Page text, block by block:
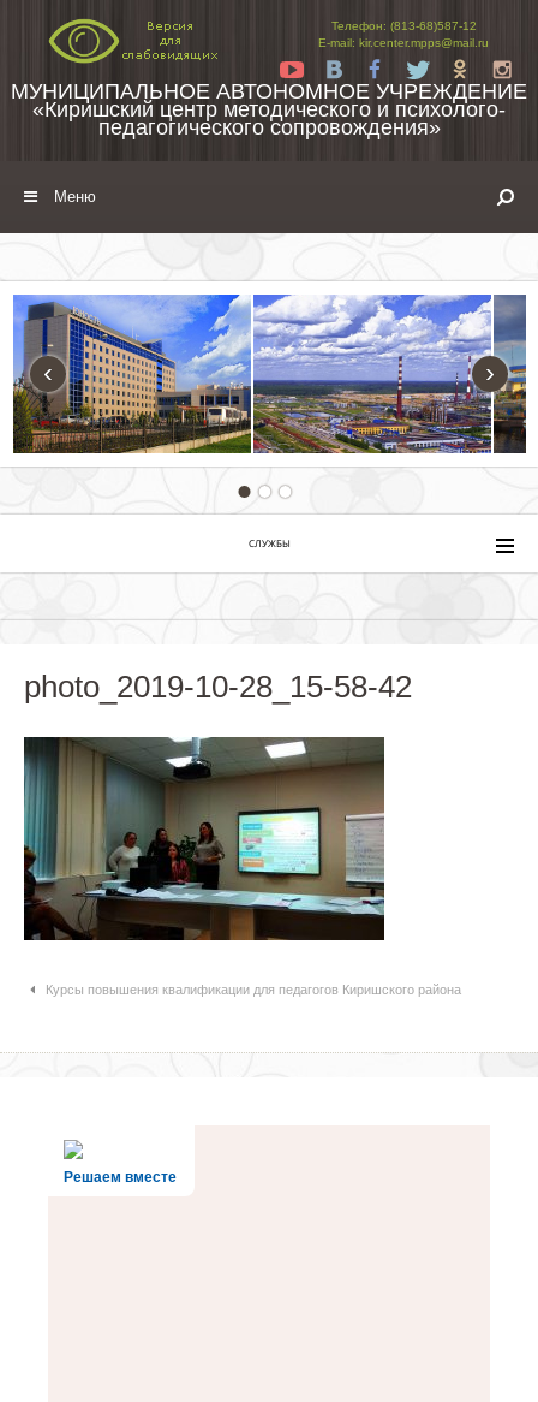
Телефон: (813-68)587-12
E-mail: kir.center.mpps@mail.ru
Yt
Tw
МУНИЦИПАЛЬНОЕ АВТОНОМНОЕ УЧРЕЖДЕНИЕ
«Киришский центр методического и психолого-
педагогического сопровождения»
Меню
‹ ›
СЛУЖБЫ
photo_2019-10-28_15-58-42
Навигация по статьям
Курсы повышения квалификации для педагогов Киришского района
Решаем вместе